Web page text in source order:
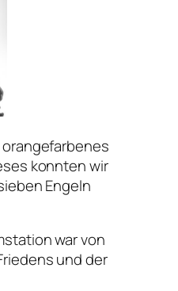
orangefarbenes
konnten wir
Engeln
war von
und der